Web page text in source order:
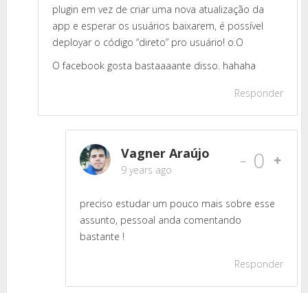
plugin em vez de criar uma nova atualização da
app e esperar os usuários baixarem, é possível
deployar o código “direto” pro usuário! o.O
O facebook gosta bastaaaante disso. hahaha
Responder
Vagner Araújo
9 years ago - 0
preciso estudar um pouco mais sobre esse
assunto, pessoal anda comentando
bastante !
Responder